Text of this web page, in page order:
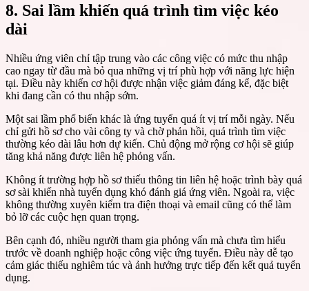
8. Sai lầm khiến quá trình tìm việc kéo
dài
Nhiều ứng viên chỉ tập trung vào các công việc có mức thu nhập
cao ngay từ đầu mà bỏ qua những vị trí phù hợp với năng lực hiện
tại. Điều này khiến cơ hội được nhận việc giảm đáng kể, đặc biệt
khi đang cần có thu nhập sớm.
Một sai lầm phổ biến khác là ứng tuyển quá ít vị trí mỗi ngày. Nếu
chỉ gửi hồ sơ cho vài công ty và chờ phản hồi, quá trình tìm việc
thường kéo dài lâu hơn dự kiến. Chủ động mở rộng cơ hội sẽ giúp
tăng khả năng được liên hệ phỏng vấn.
Không ít trường hợp hồ sơ thiếu thông tin liên hệ hoặc trình bày quá
sơ sài khiến nhà tuyển dụng khó đánh giá ứng viên. Ngoài ra, việc
không thường xuyên kiểm tra điện thoại và email cũng có thể làm
bỏ lỡ các cuộc hẹn quan trọng.
Bên cạnh đó, nhiều người tham gia phỏng vấn mà chưa tìm hiểu
trước về doanh nghiệp hoặc công việc ứng tuyển. Điều này dễ tạo
cảm giác thiếu nghiêm túc và ảnh hưởng trực tiếp đến kết quả tuyển
dụng.